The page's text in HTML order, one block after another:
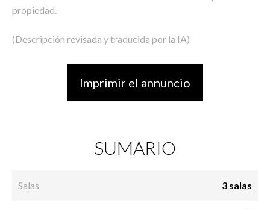
propiedad.
(Descripción revisada y traducida por la IA)
Imprimir el annuncio
SUMARIO
Salas 3 salas